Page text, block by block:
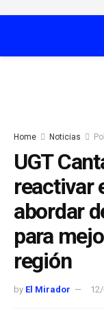
Home Noticias
UGT
reactivar
abordar
para
región
by El Mirador